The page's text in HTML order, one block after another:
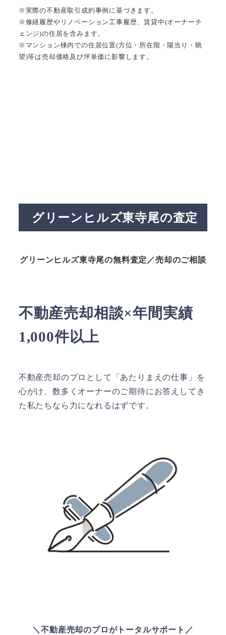
※実際の不動産取引成約事例に基づきます。
※修繕履歴やリノベーション工事履歴、賃貸中(オーナーチ
ェンジ)の住居を含みます。
※マンション棟内での住居位置(方位・所在階・陽当り・眺
望)等は売却価格及び坪単価に影響します。
グリーンヒルズ東寺尾の査定
グリーンヒルズ東寺尾の無料査定／売却のご相談
不動産売却相談×年間実績
1,000件以上
不動産売却のプロとして「あたりまえの仕事」を
心がけ、数多くオーナーのご期待にお答えしてき
た私たちなら力になれるはずです。
＼不動産売却のプロがトータルサポート／